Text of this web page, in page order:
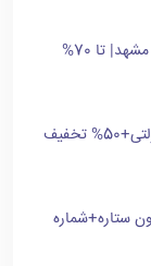
اجاره و لیست سوئیت ها در خیابان نواب و شیرازی مشهد| تا 70%
ستاره+شماره